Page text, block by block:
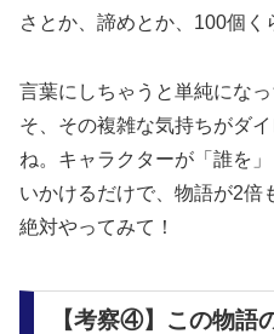
さとか、諦めとか、100個く
言葉にしちゃうと単純にな
そ、その複雑な気持ちがダ
ね。キャラクターが「誰を
いかけるだけで、物語が2倍
絶対やってみて！
【考察④】この物語